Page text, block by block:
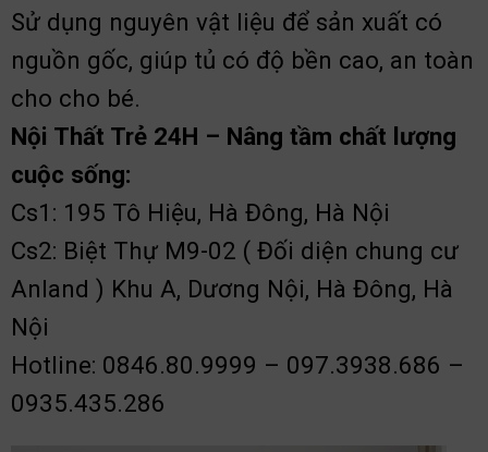
Sử dụng nguyên vật liệu để sản xuất có
nguồn gốc, giúp tủ có độ bền cao, an toàn
cho cho bé.
Nội Thất Trẻ 24H – Nâng tầm chất lượng
cuộc sống:
Cs1: 195 Tô Hiệu, Hà Đông, Hà Nội
Cs2: Biệt Thự M9-02 ( Đối diện chung cư
Anland ) Khu A, Dương Nội, Hà Đông, Hà
Nội
Hotline: 0846.80.9999 – 097.3938.686 –
0935.435.286